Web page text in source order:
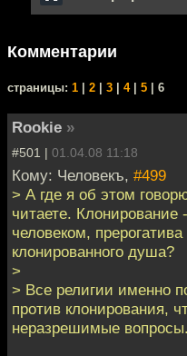
Комментарии
cтраницы: 1 2 3 4| 5 | 6
Rookie »
#501 | 01.04.08 11:18
Кому: Человекъ, #499
> А где я об этом
читаете. Клонирование
человеком,
клонированного душа?
>
> Все религии именно
против клонирования,
неразрешимые вопросы.